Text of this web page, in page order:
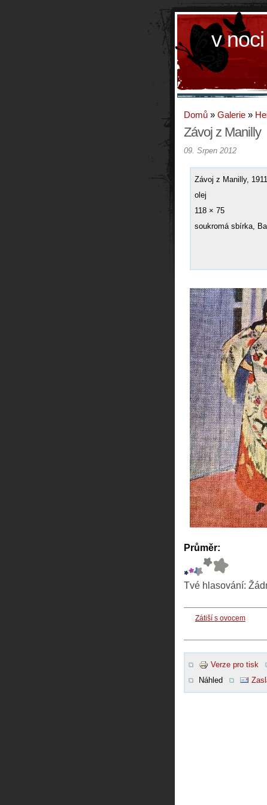
v
Domů » Galerie »
Závoj z Manilly
09. Srpen 2012
Závoj z Manilly, 1911
olej
118 × 75
soukromá sbírka,
Průměr:
Tvé hlasování:
Zátiší s ovocem
Verze pro tisk
Náhled